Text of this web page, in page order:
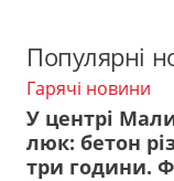
Популярні
Гарячі новини
У центрі
люк: бетон
три години.